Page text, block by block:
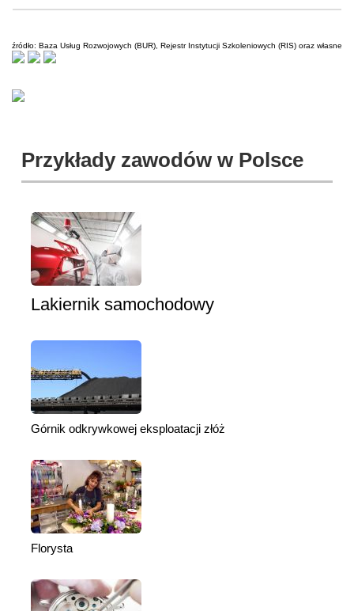
Przykłady zawodów w Polsce
Lakiernik samochodowy
Górnik odkrywkowej eksploatacji złóż
Florysta
źródło: Baza Usług Rozwojowych (BUR), Rejestr Instytucji Szkoleniowych (RIS) oraz własne